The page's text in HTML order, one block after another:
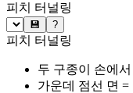
피치 터널링
💾 ?
피치 터널링
두 구종이 손에
가운데 점선 면 =